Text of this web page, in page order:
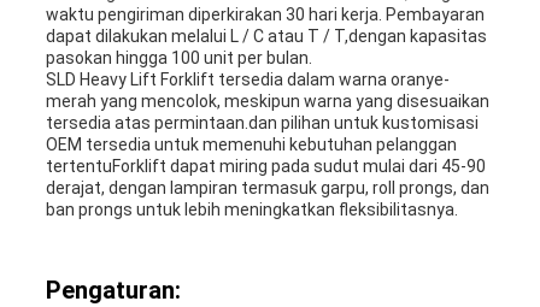
waktu pengiriman diperkirakan 30 hari kerja. Pembayaran
dapat dilakukan melalui L / C atau T / T,dengan kapasitas
pasokan hingga 100 unit per bulan.
SLD Heavy Lift Forklift tersedia dalam warna oranye-
merah yang mencolok, meskipun warna yang disesuaikan
tersedia atas permintaan.dan pilihan untuk kustomisasi
OEM tersedia untuk memenuhi kebutuhan pelanggan
tertentuForklift dapat miring pada sudut mulai dari 45-90
derajat, dengan lampiran termasuk garpu, roll prongs, dan
ban prongs untuk lebih meningkatkan fleksibilitasnya.
Pengaturan: